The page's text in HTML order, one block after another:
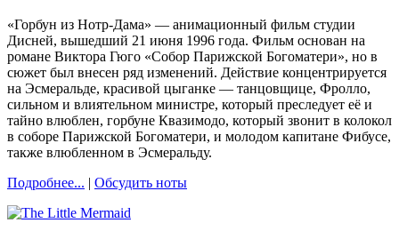
«Горбун из Нотр-Дама» — анимационный фильм студии
Дисней, вышедший 21 июня 1996 года. Фильм основан на
романе Виктора Гюго «Собор Парижской Богоматери», но в
сюжет был внесен ряд изменений. Действие концентрируется
на Эсмеральде, красивой цыганке — танцовщице, Фролло,
сильном и влиятельном министре, который преследует её и
тайно влюблен, горбуне Квазимодо, который звонит в колокол
в соборе Парижской Богоматери, и молодом капитане Фибусе,
также влюбленном в Эсмеральду.
Подробнее... | Обсудить ноты